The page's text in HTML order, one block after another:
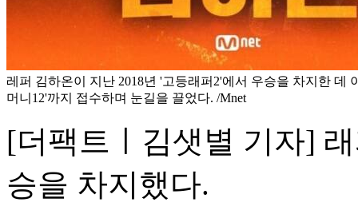
레퍼 김하온이 지난 2018년 '고등래퍼2'에서 우승을 차지한 데
머니12'까지 접수하며 눈길을 끌었다. /Mnet
[더팩트ㅣ김샛별 기자]
승을 차지했다.